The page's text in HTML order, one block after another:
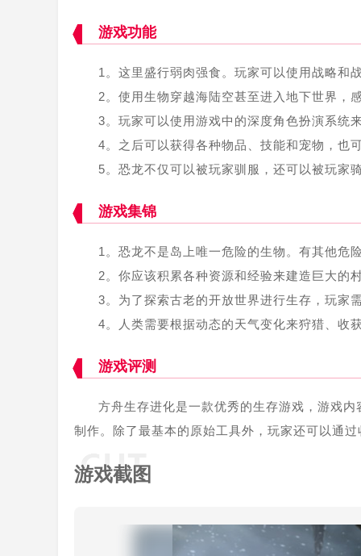
游戏功能
1。这里盛行弱肉强食。玩家可以使用战略和
2。使用生物穿越海陆空甚至进入地下世界，
3。玩家可以使用游戏中的深度角色扮演系统
4。之后可以获得各种物品、技能和宠物，也
5。恐龙不仅可以被玩家驯服，还可以被玩家
游戏集锦
1。恐龙不是岛上唯一危险的生物。有其他危
2。你应该积累各种资源和经验来建造巨大的
3。为了探索古老的开放世界进行生存，玩家
4。人类需要根据动态的天气变化来狩猎、收
游戏评测
方舟生存进化是一款优秀的生存游戏，游戏
制作。除了最基本的原始工具外，玩家还可以通
游戏截图